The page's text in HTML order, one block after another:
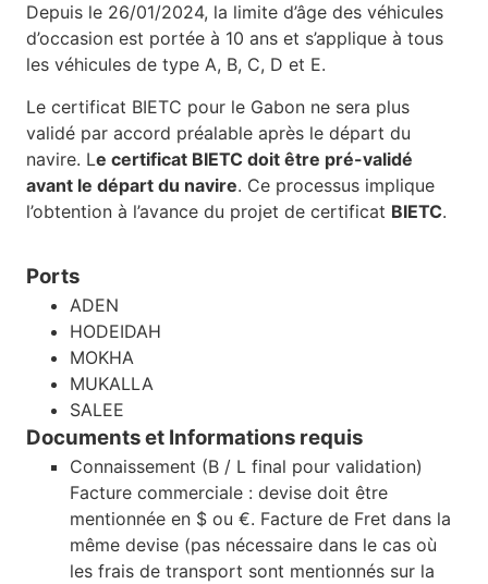
Depuis le 26/01/2024, la limite d’âge des véhicules
d’occasion est portée à 10 ans et s’applique à tous
les véhicules de type A, B, C, D et E.
Le certificat BIETC pour le Gabon ne sera plus
validé par accord préalable après le départ du
navire. Le certificat BIETC doit être pré-validé
avant le départ du navire. Ce processus implique
l’obtention à l’avance du projet de certificat BIETC.
Ports
ADEN
HODEIDAH
MOKHA
MUKALLA
SALEE
Documents et Informations requis
Connaissement (B / L final pour validation)
Facture commerciale : devise doit être
mentionnée en $ ou €. Facture de Fret dans la
même devise (pas nécessaire dans le cas où
les frais de transport sont mentionnés sur la